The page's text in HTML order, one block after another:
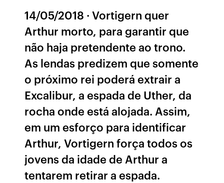
14/05/2018 · Vortigern quer
Arthur morto, para garantir que
não haja pretendente ao trono.
As lendas predizem que somente
o próximo rei poderá extrair a
Excalibur, a espada de Uther, da
rocha onde está alojada. Assim,
em um esforço para identificar
Arthur, Vortigern força todos os
jovens da idade de Arthur a
tentarem retirar a espada.